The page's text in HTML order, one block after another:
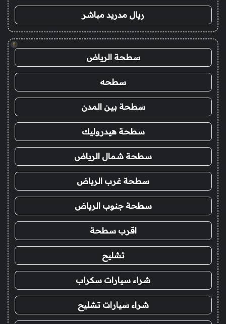
ريال مدريد مباشر
!
سطحة الرياض
سطحه
سطحة بين المدن
سطحة هيدروليك
سطحة شمال الرياض
سطحة غرب الرياض
سطحة جنوب الرياض
اقرب سطحة
تشليح
شراء سيارات سكراب
شراء سيارات تشليح